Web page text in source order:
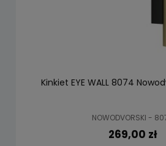
Kinkiet EYE WALL 8074
NOWODVORSKI -
269,00 zł